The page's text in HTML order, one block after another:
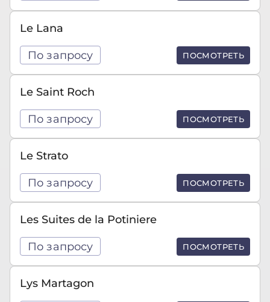
Le Lana
По запросу ПОСМОТРЕТЬ
Le Saint Roch
По запросу ПОСМОТРЕТЬ
Le Strato
По запросу ПОСМОТРЕТЬ
Les Suites de la Potiniere
По запросу ПОСМОТРЕТЬ
Lys Martagon